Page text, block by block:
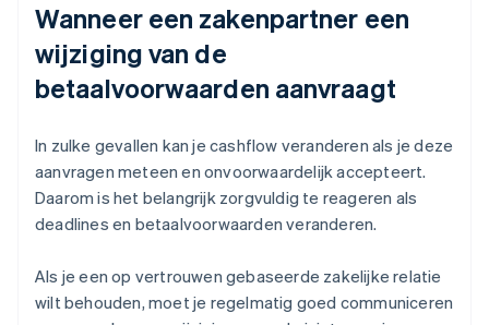
Wanneer een zakenpartner een
wijziging van de
betaalvoorwaarden aanvraagt
In zulke gevallen kan je cashflow veranderen als je deze
aanvragen meteen en onvoorwaardelijk accepteert.
Daarom is het belangrijk zorgvuldig te reageren als
deadlines en betaalvoorwaarden veranderen.
Als je een op vertrouwen gebaseerde zakelijke relatie
wilt behouden, moet je regelmatig goed communiceren